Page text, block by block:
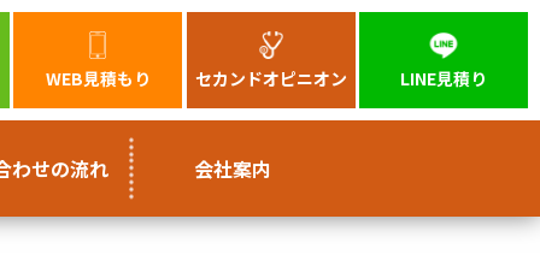
WEB見積もり セカンドオピニオン LINE見積り
わせの流れ 会社案内